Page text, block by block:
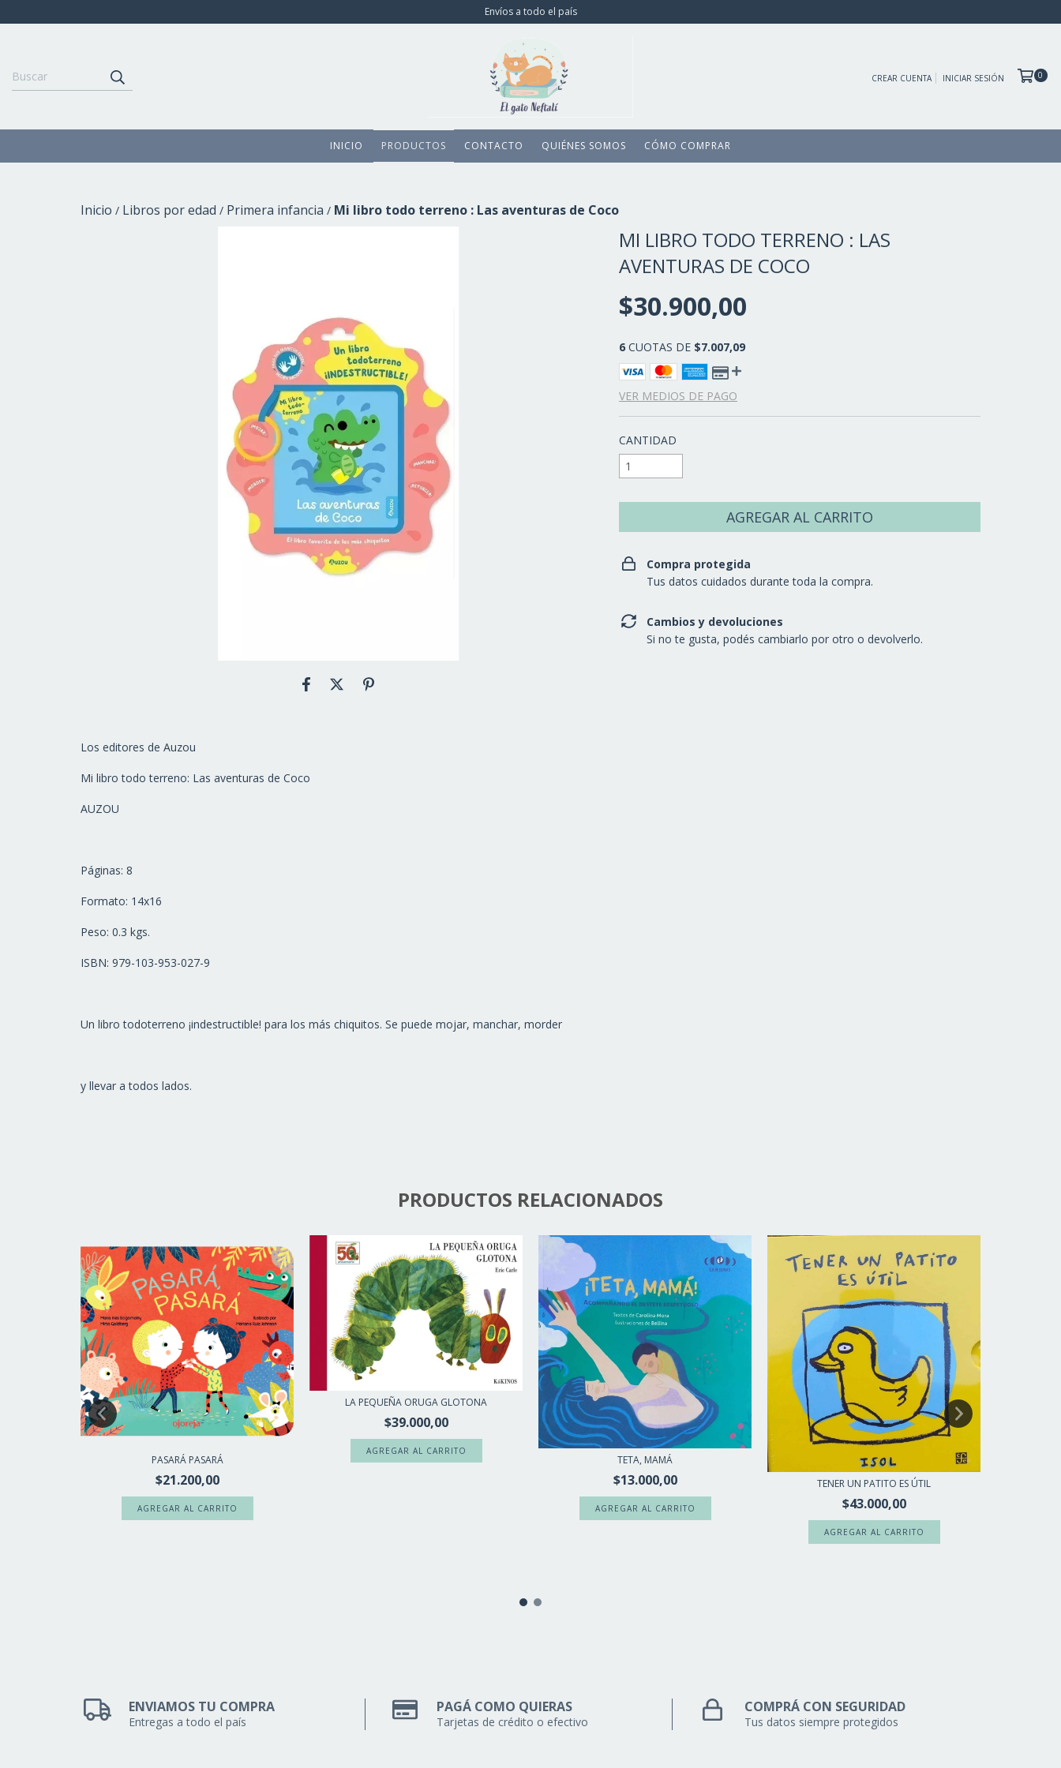
Envíos a todo el país
CREAR CUENTA INICIAR SESIÓN 0
INICIO PRODUCTOS CONTACTO QUIÉNES SOMOS CÓMO COMPRAR
Inicio / Libros por edad / Primera infancia / Mi libro todo terreno : Las aventuras de Coco
Los editores de Auzou
Mi libro todo terreno: Las aventuras de Coco
AUZOU
Páginas: 8
Formato: 14x16
Peso: 0.3 kgs.
ISBN: 979-103-953-027-9
Un libro todoterreno ¡indestructible! para los más chiquitos. Se puede mojar, manchar, morder
y llevar a todos lados.
MI LIBRO TODO TERRENO : LAS
AVENTURAS DE COCO
$30.900,00
6 CUOTAS DE $7.007,09
VER MEDIOS DE PAGO
CANTIDAD
Compra protegida
Tus datos cuidados durante toda la compra.
Cambios y devoluciones
Si no te gusta, podés cambiarlo por otro o devolverlo.
PRODUCTOS RELACIONADOS
PASARÁ PASARÁ
$21.200,00
LA PEQUEÑA ORUGA GLOTONA
$39.000,00
TETA, MAMÁ
$13.000,00 TENER UN PATITO ES ÚTIL
$43.000,00
ENVIAMOS TU COMPRA
Entregas a todo el país
PAGÁ COMO QUIERAS
Tarjetas de crédito o efectivo
COMPRÁ CON SEGURIDAD
Tus datos siempre protegidos